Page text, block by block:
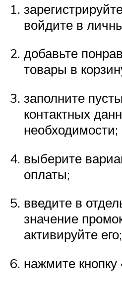
войдите в
добавьте
товары в
заполните
контактных
необходимости;
выберите
оплаты;
введите в
значение
активируйте его;
нажмите кнопку